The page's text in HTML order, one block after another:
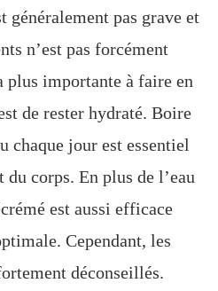
généralement pas grave et
n’est pas forcément
plus importante à faire en
de rester hydraté. Boire
chaque jour est essentiel
corps. En plus de l’eau
est aussi efficace
Cependant, les
déconseillés.